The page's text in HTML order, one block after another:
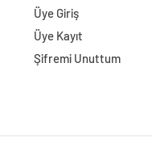
Üye Giriş
Üye Kayıt
Şifremi Unuttum